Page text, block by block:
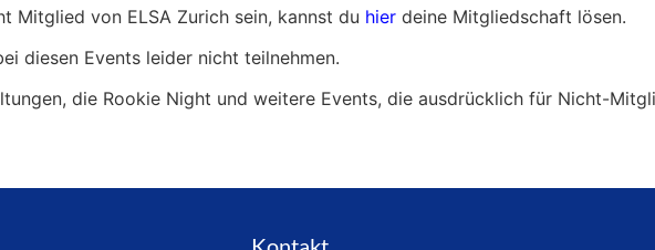
Mitglied von ELSA Zurich sein, kannst du hier deine Mitgliedschaft lösen.
diesen Events leider nicht teilnehmen.
die Rookie Night und weitere Events, die ausdrücklich für Nicht-